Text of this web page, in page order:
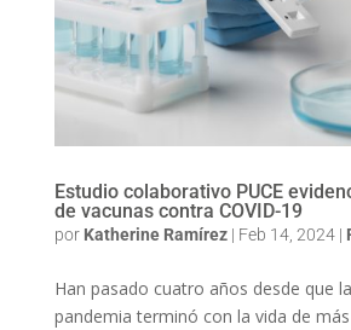
Estudio colaborativo PUCE
de vacunas contra COVID-19
por Katherine Ramírez| Feb 14, 2024|
Han pasado cuatro años desde que la
pandemia terminó con la vida de